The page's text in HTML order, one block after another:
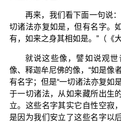
再来，我们看下面一句说
切诸法亦复如是，但有名字。
有，如来之身其相如是。”（《
就说这些像，譬如说观
像、释迦牟尼佛的像，“如是像
有名字；但是“一切诸法亦复如
于一切诸法，从如来藏所出生
立。这些名字其实它自性空寂
是因为我们安立了这些名字以